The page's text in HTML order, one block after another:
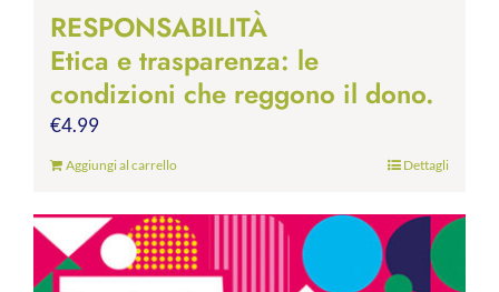
RESPONSABILITÀ
Etica e trasparenza: le
condizioni che reggono il dono.
€4.99
Aggiungi al carrello Dettagli